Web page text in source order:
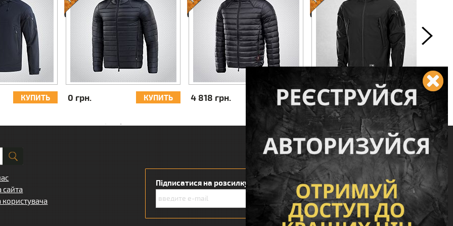
КУПИТЬ 4 818 грн. КУПИТЬ 3 303 грн. КУПИТЬ 4 444 грн. КУПИТЬ
Слідкуйте за нами:
Підписатися на розсилку:
сайта
користувача